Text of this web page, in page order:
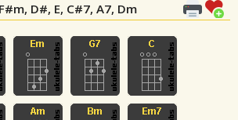
D#, E, C#7, A7, Dm